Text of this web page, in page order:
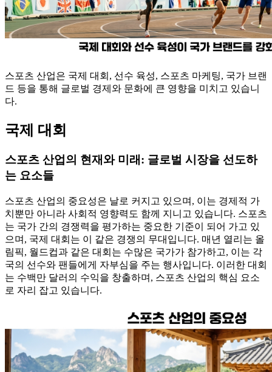
스포츠 산업은 국제 대회, 선수 육성, 스포츠 마케팅, 국가 브랜
드 등을 통해 글로벌 경제와 문화에 큰 영향을 미치고 있습니
다.
국제 대회
스포츠 산업의 현재와 미래: 글로벌 시장을 선도하
는 요소들
스포츠 산업의 중요성은 날로 커지고 있으며, 이는 경제적 가
치뿐만 아니라 사회적 영향력도 함께 지니고 있습니다. 스포츠
는 국가 간의 경쟁력을 평가하는 중요한 기준이 되어 가고 있
으며, 국제 대회는 이 같은 경쟁의 무대입니다. 매년 열리는 올
림픽, 월드컵과 같은 대회는 수많은 국가가 참가하고, 이는 각
국의 선수와 팬들에게 자부심을 주는 행사입니다. 이러한 대회
는 수백만 달러의 수익을 창출하며, 스포츠 산업의 핵심 요소
로 자리 잡고 있습니다.